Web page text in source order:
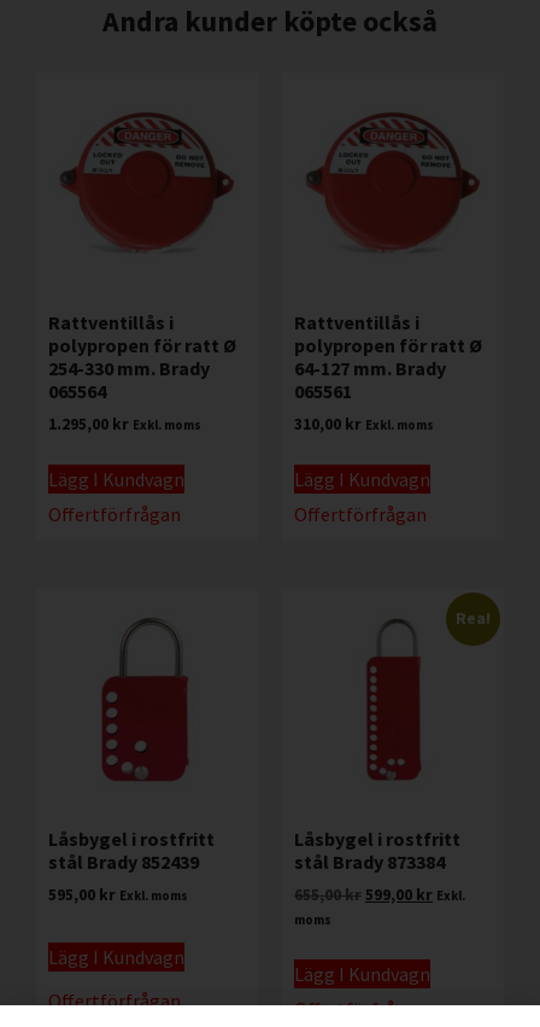
Andra kunder köpte också
Rattventillås i
polypropen för ratt Ø
254-330 mm. Brady
065564
1.295,00 kr Exkl. moms
Lägg I Kundvagn
Offertförfrågan
Rattventillås i
polypropen för ratt Ø
64-127 mm. Brady
065561
310,00 kr Exkl. moms
Lägg I Kundvagn
Offertförfrågan
Låsbygel i rostfritt
stål Brady 852439
595,00 kr Exkl. moms
Lägg I Kundvagn
Offertförfrågan
Rea!
Låsbygel i rostfritt
stål Brady 873384
655,00kr599,00 kr Exkl.
moms
Lägg I Kundvagn
Offertförfrågan